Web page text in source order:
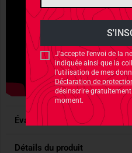
J'accepte l'envoi de la
indiquée ainsi que la
l'utilisation de mes
Déclaration de
désinscrire
moment.
Évaluations
Détails du produit